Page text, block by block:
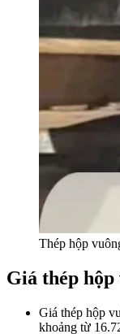
Thép hộp
Giá thép hộp
Giá thép hộp
khoảng từ